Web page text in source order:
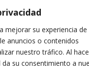
mejorar su experiencia de
anuncios o contenidos
nuestro tráfico. Al
da su consentimiento a
correo electrónico y